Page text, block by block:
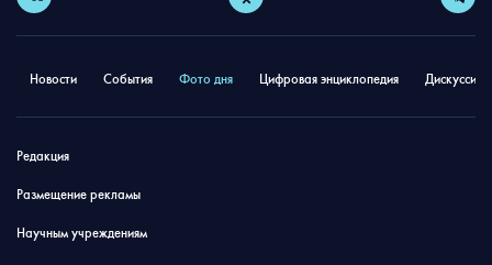
Новости События Фото дня Цифровая энциклопедия
Редакция
Размещение рекламы
Научным учреждениям